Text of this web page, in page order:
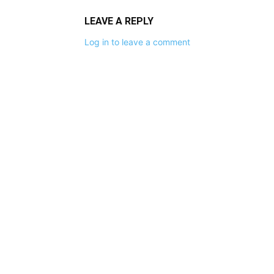
LEAVE A REPLY
Log in to leave a comment